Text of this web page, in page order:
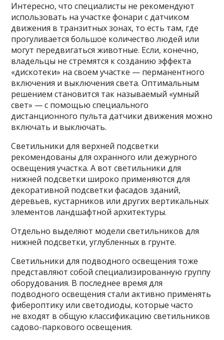
Интересно, что специалисты не рекомендуют
использовать на участке фонари с датчиком
движения в транзитных зонах, то есть там, где
прогуливается большое количество людей или
могут передвигаться животные. Если, конечно,
владельцы не стремятся к созданию эффекта
«дискотеки» на своем участке — перманентного
включения и выключения света. Оптимальным
решением становится так называемый «умный
свет» — с помощью специального
дистанционного пульта датчики движения можно
включать и выключать.
Светильники для верхней подсветки
рекомендованы для охранного или дежурного
освещения участка. А вот светильники для
нижней подсветки широко применяются для
декоративной подсветки фасадов зданий,
деревьев, кустарников или других вертикальных
элементов ландшафтной архитектуры.
Отдельно выделяют модели светильников для
нижней подсветки, углубленных в грунте.
Светильники для подводного освещения тоже
представляют собой специализированную группу
оборудования. В последнее время для
подводного освещения стали активно применять
фибероптику или светодиоды, которые часто
не входят в общую классификацию светильников
садово-паркового освещения.